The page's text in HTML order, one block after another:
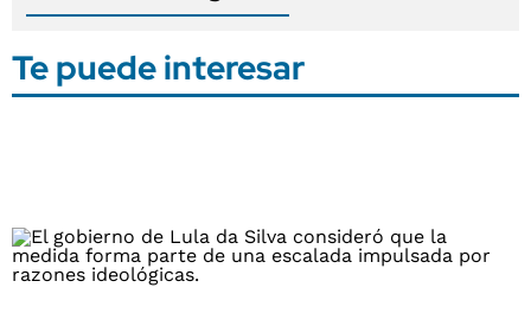
Te puede interesar